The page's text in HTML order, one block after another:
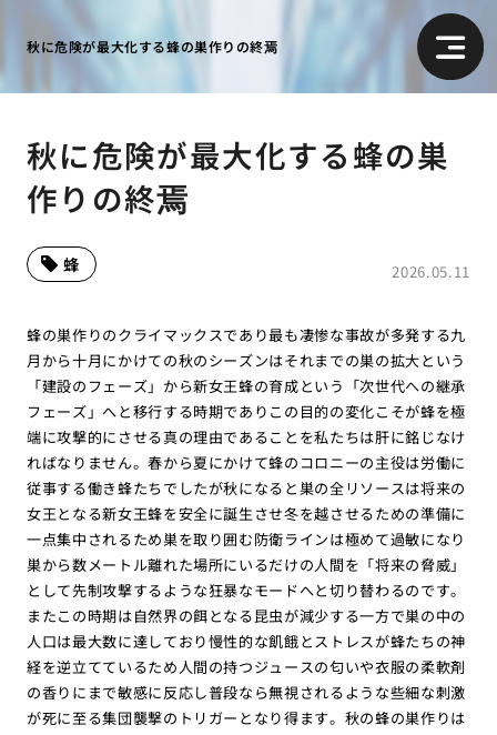
秋に危険が最大化する蜂の巣作りの終焉
秋に危険が最大化する蜂の巣
作りの終焉
2026.05.11
蜂
蜂の巣作りのクライマックスであり最も凄惨な事故が多発する九
月から十月にかけての秋のシーズンはそれまでの巣の拡大という
「建設のフェーズ」から新女王蜂の育成という「次世代への継承
フェーズ」へと移行する時期でありこの目的の変化こそが蜂を極
端に攻撃的にさせる真の理由であることを私たちは肝に銘じなけ
ればなりません。春から夏にかけて蜂のコロニーの主役は労働に
従事する働き蜂たちでしたが秋になると巣の全リソースは将来の
女王となる新女王蜂を安全に誕生させ冬を越させるための準備に
一点集中されるため巣を取り囲む防衛ラインは極めて過敏になり
巣から数メートル離れた場所にいるだけの人間を「将来の脅威」
として先制攻撃するような狂暴なモードへと切り替わるのです。
またこの時期は自然界の餌となる昆虫が減少する一方で巣の中の
人口は最大数に達しており慢性的な飢餓とストレスが蜂たちの神
経を逆立てているため人間の持つジュースの匂いや衣服の柔軟剤
の香りにまで敏感に反応し普段なら無視されるような些細な刺激
が死に至る集団襲撃のトリガーとなり得ます。秋の蜂の巣作りは